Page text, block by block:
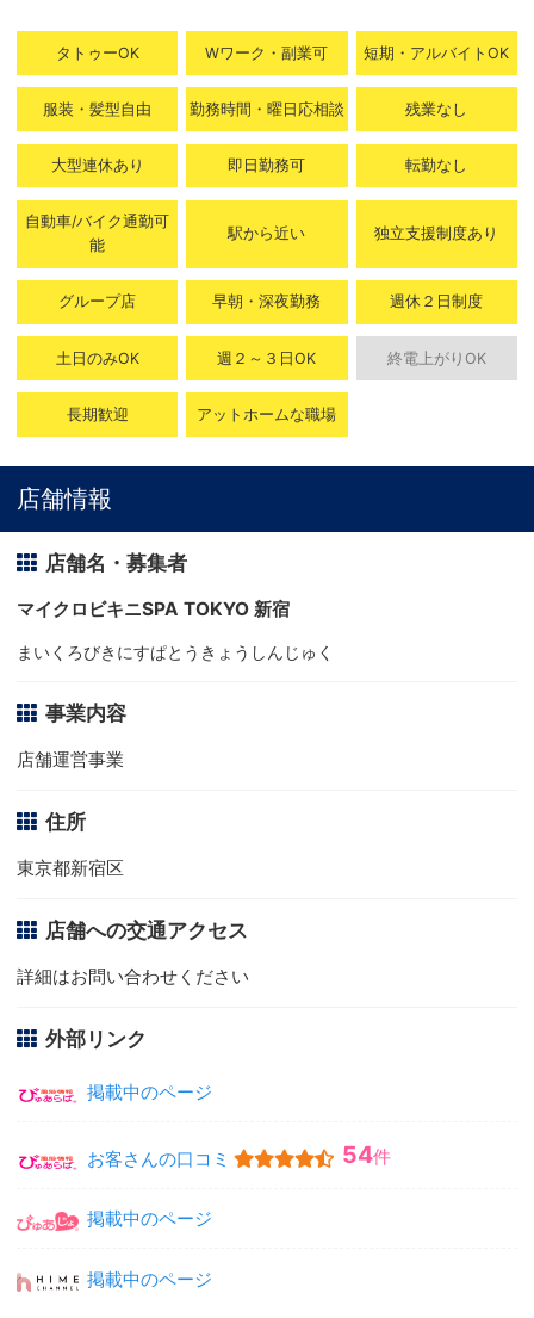
タトゥーOK Wワーク・副業可 短期・アルバイトOK
服装・髪型自由 勤務時間・曜日応相談 残業なし
大型連休あり 即日勤務可 転勤なし
自動車/バイク通勤可
能
駅から近い 独立支援制度あり
グループ店 早朝・深夜勤務 週休２日制度
土日のみOK 週２～３日OK 終電上がりOK
長期歓迎 アットホームな職場
店舗情報
店舗名・募集者
マイクロビキニSPA TOKYO 新宿
まいくろびきにすぱとうきょうしんじゅく
事業内容
店舗運営事業
住所
東京都新宿区
店舗への交通アクセス
詳細はお問い合わせください
外部リンク
掲載中のページ
お客さんの口コミ 54件
掲載中のページ
掲載中のページ